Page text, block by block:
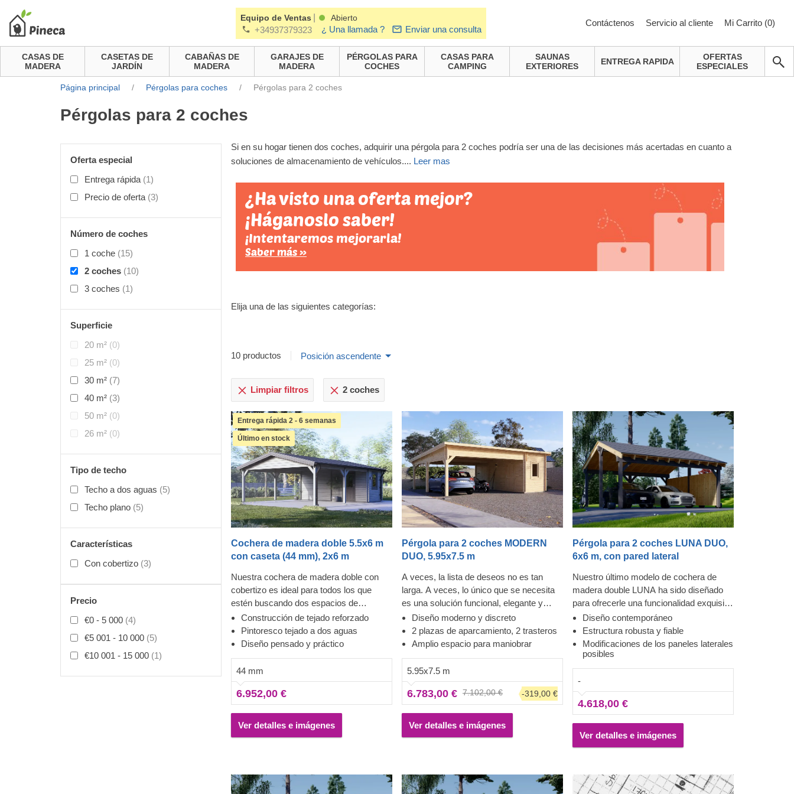
Equipo de Ventas Abierto
+34937379323 ¿ Una llamada ? Enviar una consulta
Contáctenos Servicio al cliente Mi Carrito (0)
CASAS DE
MADERA
CASETAS DE
JARDÍN
CABAÑAS DE
MADERA
GARAJES DE
MADERA
PÉRGOLAS PARA
COCHES
CASAS PARA
CAMPING
SAUNAS
EXTERIORES
ENTREGA RAPIDA
OFERTAS
ESPECIALES
Página principal / Pérgolas para coches / Pérgolas para 2 coches
Pérgolas para 2 coches
Oferta especial
Entrega rápida (1)
Precio de oferta (3)
Número de coches
1 coche (15)
2 coches (10)
3 coches (1)
Superficie
20 m² (0)
25 m² (0)
30 m² (7)
40 m² (3)
50 m² (0)
26 m² (0)
Tipo de techo
Techo a dos aguas (5)
Techo plano (5)
Características
Con cobertizo (3)
Precio
€0 - 5 000 (4)
€5 001 - 10 000 (5)
€10 001 - 15 000 (1)
Si en su hogar tienen dos coches, adquirir una pérgola para 2 coches podría ser una de las decisiones más acertadas en cuanto a
soluciones de almacenamiento de vehículos.... Leer mas
¿Ha visto una oferta mejor?
¡Háganoslo saber!
¡Intentaremos mejorarla!
Saber más »
Elija una de las siguientes categorías:
10 productos Posición ascendente
Limpiar filtros 2 coches
Entrega rápida 2 - 6 semanas
Último en stock
Cochera de madera doble 5.5x6 m
con caseta (44 mm), 2x6 m
Nuestra cochera de madera doble con
cobertizo es ideal para todos los que
estén buscando dos espacios de
aparcamiento con estilo y un espacio
extra donde poder almacenar lo que se
necesite o incluso descansar. Sus
resulta muy práctico si tiene que cambiar
las ruedas o hacer cualquier tipo de
reparación. Esta cochera es una delicia
para los ojos: un aspecto moderno,
amplio espacio y una excelente
protección para que sus coches esté
Construcción de tejado reforzado
Pintoresco tejado a dos aguas
Diseño pensado y práctico
44 mm
6.952,00 €
Ver detalles e imágenes
Pérgola para 2 coches MODERN
DUO, 5.95x7.5 m
A veces, la lista de deseos no es tan
larga. A veces, lo único que se necesita
es una solución funcional, elegante y
fiable. Aparcar sus vehículos en una
estructura de este tipo puede convertirse
rápidamente en tu día a día gracias a este
MODERN DUO, fabricado con madera
de coníferas de crecimiento lento y gran
resistencia, ofrece una experiencia de
aparcamiento rápida y cómoda, con dos
espacios situados justo delante de los
coches que dan acceso a las zonas de
bicicletas. Se trata, por así decirlo, de una
Diseño moderno y discreto
2 plazas de aparcamiento, 2 trasteros
Amplio espacio para maniobrar
5.95x7.5 m
6.783,00 € 7.102,00 € -319,00 €
Ver detalles e imágenes
Pérgola para 2 coches LUNA DUO,
6x6 m, con pared lateral
Nuestro último modelo de cochera de
madera double LUNA ha sido diseñado
para ofrecerle una funcionalidad exquisita
y una estética contemporánea. Con una
forma moderna y elegante, y un tejado
tradicional, esta preciosa cochera de
madera se convertirá en un valioso
complemento para su jardín. Puede elegir
un número diferente de paneles laterales,
lo que le permite configurar el modelo
para conseguir así una cochera que
Diseño contemporáneo
Estructura robusta y fiable
Modificaciones de los paneles laterales
posibles
-
4.618,00 €
Ver detalles e imágenes